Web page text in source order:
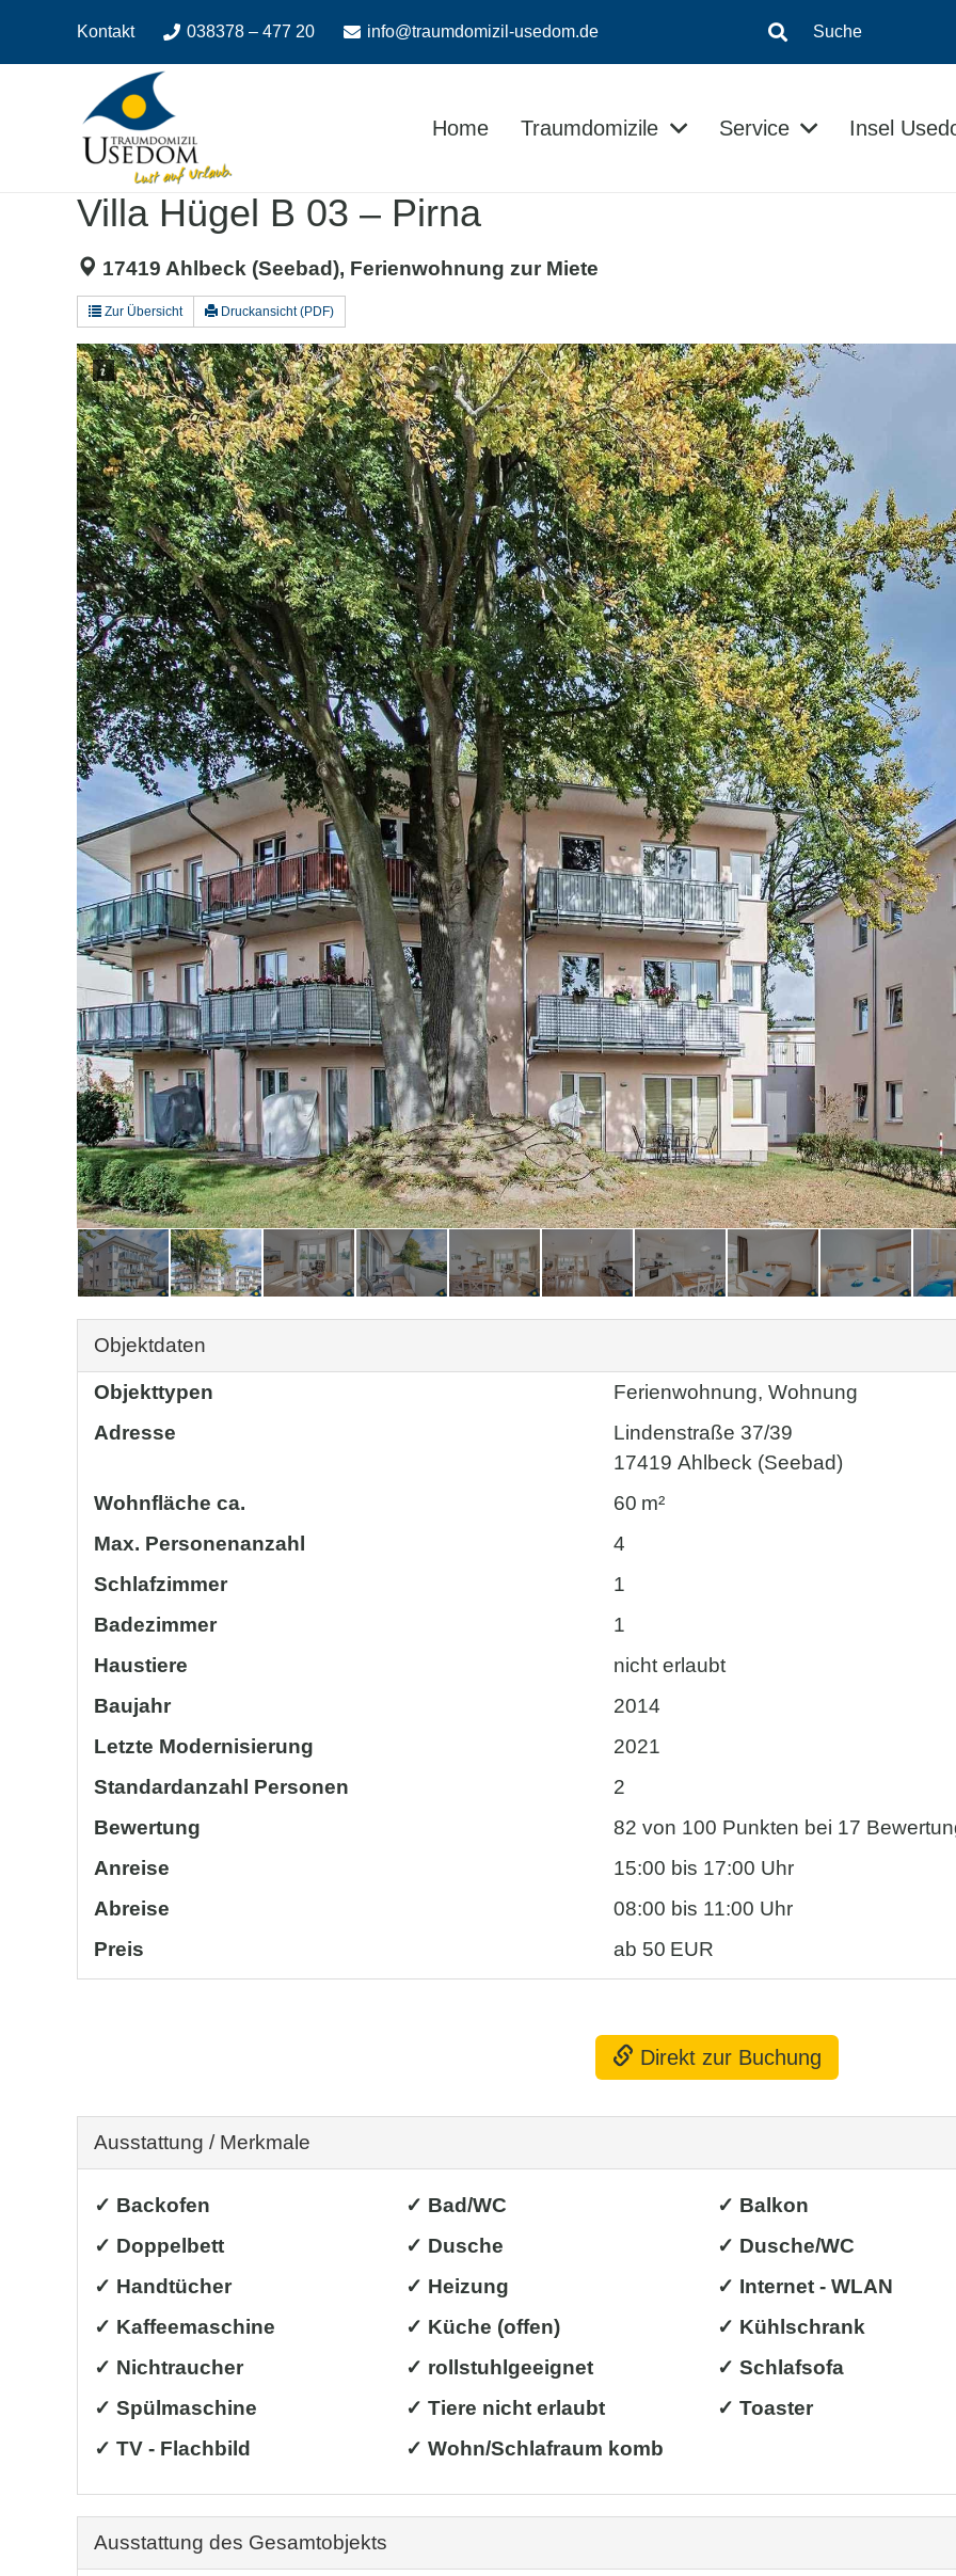
Navigation
Kontakt 038378 – 477 20 info@traumdomizil-usedom.de Suche
Home Traumdomizile Service Insel
Villa Hügel B 03 – Pirna
17419 Ahlbeck (Seebad), Ferienwohnung zur Miete
Zur Übersicht Druckansicht (PDF)
Objektdaten
Objekttypen
Ferienwohnung, Wohnung
Adresse
Lindenstraße 37/39
17419 Ahlbeck (Seebad)
Wohnfläche ca.
60 m²
Max. Personenanzahl
4
Schlafzimmer
1
Badezimmer
1
Haustiere
nicht erlaubt
Baujahr
2014
Letzte Modernisierung
2021
Standardanzahl Personen
2
Bewertung
82 von 100 Punkten bei 17
Anreise
15:00 bis 17:00 Uhr
Abreise
08:00 bis 11:00 Uhr
Preis
ab 50 EUR
Direkt zur Buchung
Ausstattung / Merkmale
✓ Backofen ✓ Bad/WC
✓ Balkon
✓ Doppelbett
✓ Dusche
✓ Dusche/WC
✓ Handtücher
✓ Heizung
✓ Internet - WLAN
✓ Kaffeemaschine
✓ Küche (offen)
✓ Kühlschrank
✓ Nichtraucher
✓ rollstuhlgeeignet
✓ Schlafsofa
✓ Spülmaschine
✓ Tiere nicht erlaubt
✓ Toaster
✓ TV - Flachbild
✓ Wohn/Schlafraum komb
Ausstattung des Gesamtobjekts